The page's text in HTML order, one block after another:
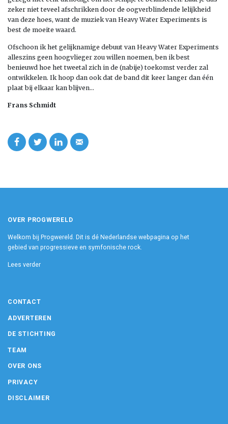
zeker niet teveel afschrikken door de oogverblindende lelijkheid
van deze hoes, want de muziek van Heavy Water Experiments is
best de moeite waard.
Ofschoon ik het gelijknamige debuut van Heavy Water Experiments
alleszins geen hoogvlieger zou willen noemen, ben ik best
benieuwd hoe het tweetal zich in de (nabije) toekomst verder zal
ontwikkelen. Ik hoop dan ook dat de band dit keer langer dan één
plaat bij elkaar kan blijven…
Frans Schmidt
OVER PROGWERELD
Welkom bij Progwereld. Dit is dé Nederlandse webpagina op het
gebied van progressieve en symfonische rock.
Lees verder
CONTACT
ADVERTEREN
DE STICHTING
TEAM
OVER ONS
PRIVACY
DISCLAIMER